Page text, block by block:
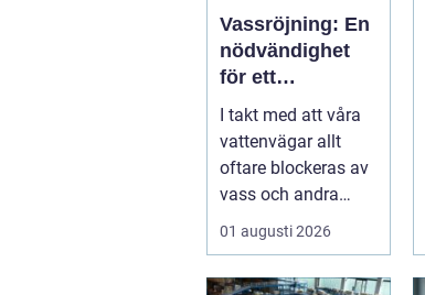
Vassröjning: En
nödvändighet
för ett
hälsosamt
vattenlandskap
I takt med att våra
vattenvägar allt
oftare blockeras av
vass och andra
vattenväxter...
01 augusti 2026